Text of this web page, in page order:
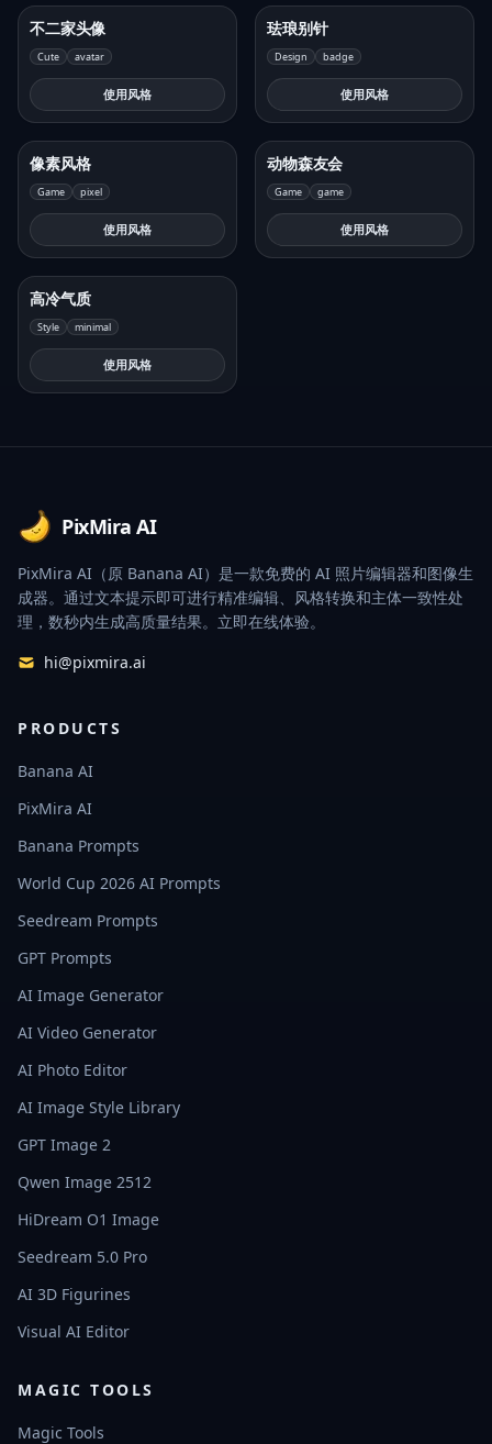
不二家头像
Cute avatar
使用风格
珐琅别针
Design badge
使用风格
像素风格
Game pixel
使用风格
动物森友会
Game game
使用风格
高冷气质
Style minimal
使用风格
PixMira AI
PixMira AI（原 Banana AI）是一款免费的 AI 照片编辑器和图像生
成器。通过文本提示即可进行精准编辑、风格转换和主体一致性处
理，数秒内生成高质量结果。立即在线体验。
hi@pixmira.ai
PRODUCTS
Banana AI
PixMira AI
Banana Prompts
World Cup 2026 AI Prompts
Seedream Prompts
GPT Prompts
AI Image Generator
AI Video Generator
AI Photo Editor
AI Image Style Library
GPT Image 2
Qwen Image 2512
HiDream O1 Image
Seedream 5.0 Pro
AI 3D Figurines
Visual AI Editor
MAGIC TOOLS
Magic Tools